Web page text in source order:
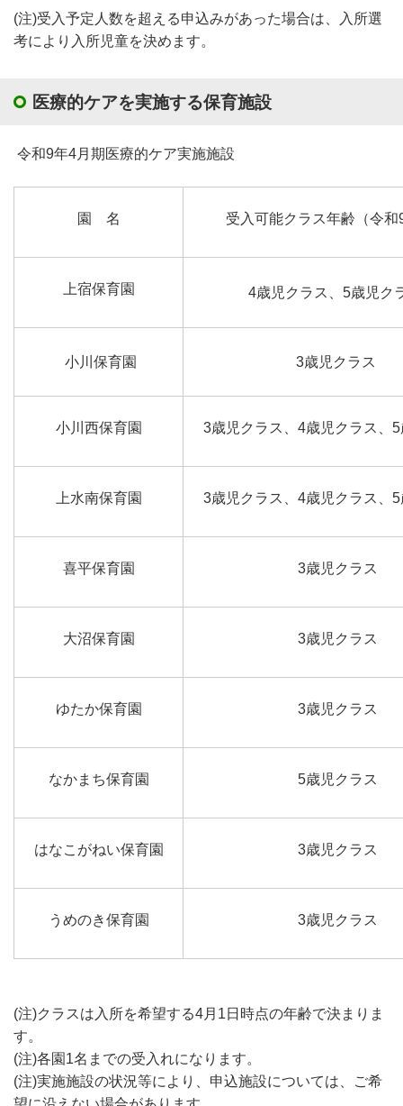
(注)受入予定人数を超える申込みがあった場合は、入所選
考により入所児童を決めます。
医療的ケアを実施する保育施設
令和9年4月期医療的ケア実施施設
園 名 受入可能クラス年齢（令和
上宿保育園 4歳児クラス、5歳児ク
小川保育園 3歳児クラス
小川西保育園 3歳児クラス、4歳児クラス、
上水南保育園 3歳児クラス、4歳児クラス、
喜平保育園 3歳児クラス
大沼保育園 3歳児クラス
ゆたか保育園 3歳児クラス
なかまち保育園 5歳児クラス
はなこがねい保育園 3歳児クラス
うめのき保育園 3歳児クラス
(注)クラスは入所を希望する4月1日時点の年齢で決まりま
す。
(注)各園1名までの受入れになります。
(注)実施施設の状況等により、申込施設については、ご希